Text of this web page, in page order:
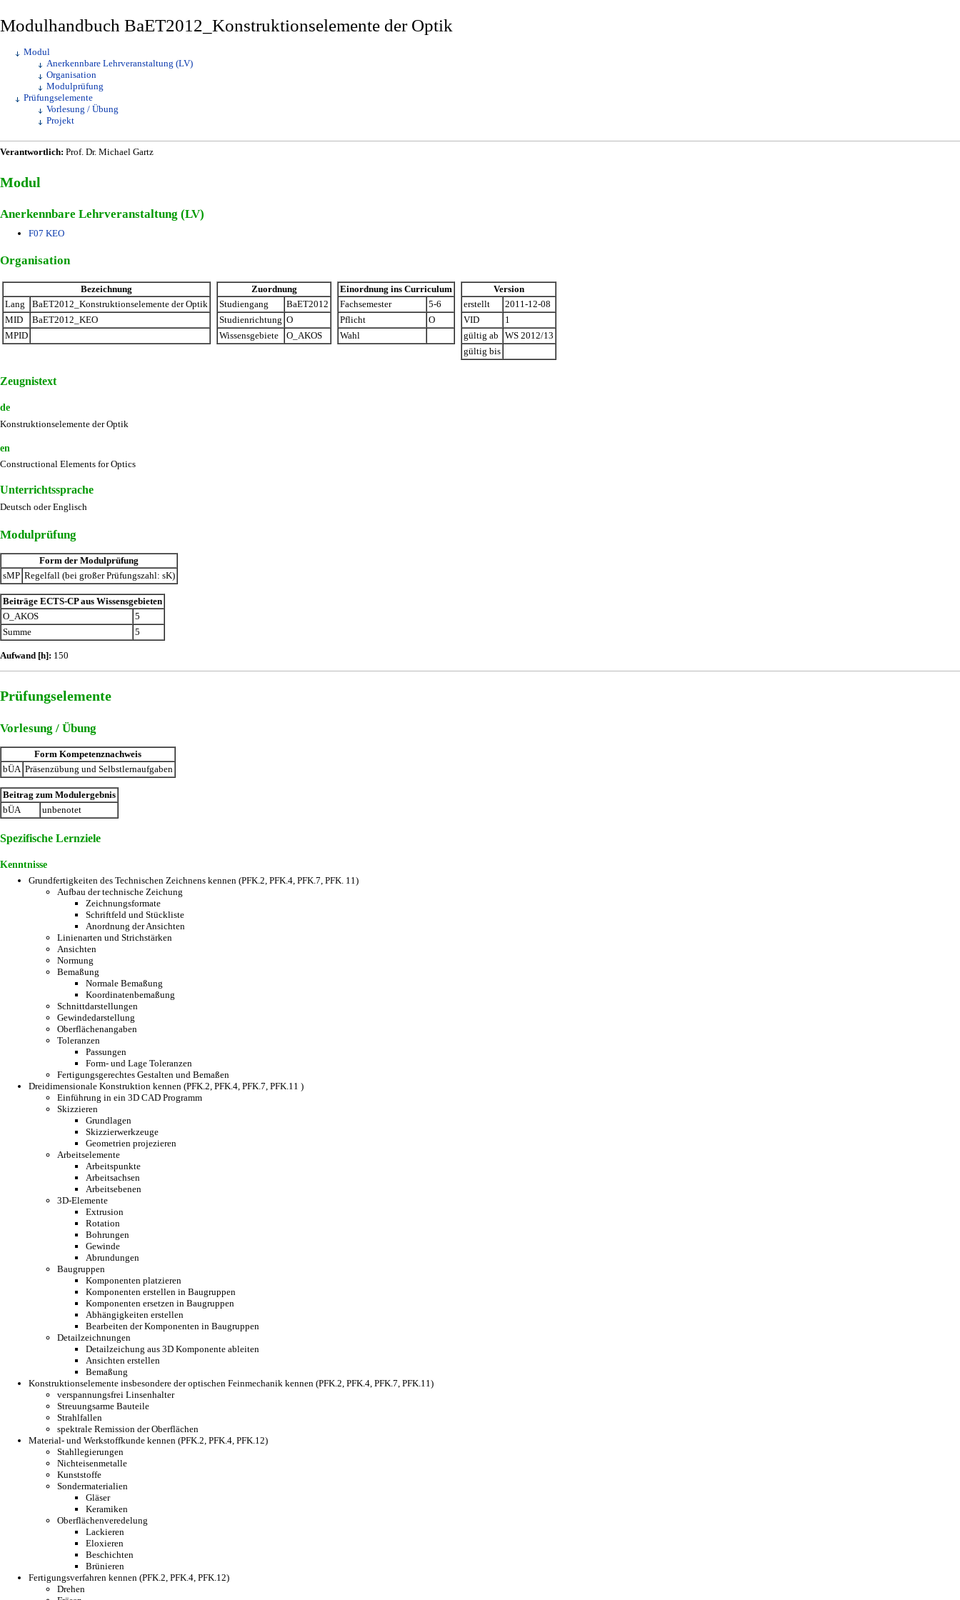
Modulhandbuch BaET2012_Konstruktionselemente der Optik
Modul
Anerkennbare Lehrveranstaltung (LV)
Organisation
Modulprüfung
Prüfungselemente
Vorlesung / Übung
Projekt
Verantwortlich: Prof. Dr. Michael Gartz
Modul
Anerkennbare Lehrveranstaltung (LV)
F07 KEO
Organisation
Bezeichnung
Lang
BaET2012_Konstruktionselemente der Optik
MID
BaET2012_KEO
MPID
Zuordnung
Studiengang
BaET2012
Studienrichtung O
Wissensgebiete
O_AKOS
Einordnung ins Curriculum
Fachsemester
5-6
Pflicht
O
Wahl
Version
erstellt
2011-12-08
VID
1
gültig ab
WS 2012/13
gültig bis
Zeugnistext
de
Konstruktionselemente der Optik
en
Constructional Elements for Optics
Unterrichtssprache
Deutsch oder Englisch
Modulprüfung
Form der Modulprüfung
sMP Regelfall (bei großer Prüfungszahl: sK)
Beiträge ECTS-CP aus Wissensgebieten
O_AKOS
5
Summe
5
Aufwand [h]: 150
Prüfungselemente
Vorlesung / Übung
Form Kompetenznachweis
bÜA Präsenzübung und Selbstlernaufgaben
Beitrag zum Modulergebnis
bÜA
unbenotet
Spezifische Lernziele
Kenntnisse
Grundfertigkeiten des Technischen Zeichnens kennen (PFK.2, PFK.4, PFK.7, PFK. 11)
Aufbau der technische Zeichung
Zeichnungsformate
Schriftfeld und Stückliste
Anordnung der Ansichten
Linienarten und Strichstärken
Ansichten
Normung
Bemaßung
Normale Bemaßung
Koordinatenbemaßung
Schnittdarstellungen
Gewindedarstellung
Oberflächenangaben
Toleranzen
Passungen
Form- und Lage Toleranzen
Fertigungsgerechtes Gestalten und Bemaßen
Dreidimensionale Konstruktion kennen (PFK.2, PFK.4, PFK.7, PFK.11 )
Einführung in ein 3D CAD Programm
Skizzieren
Grundlagen
Skizzierwerkzeuge
Geometrien projezieren
Arbeitselemente
Arbeitspunkte
Arbeitsachsen
Arbeitsebenen
3D-Elemente
Extrusion
Rotation
Bohrungen
Gewinde
Abrundungen
Baugruppen
Komponenten platzieren
Komponenten erstellen in Baugruppen
Komponenten ersetzen in Baugruppen
Abhängigkeiten erstellen
Bearbeiten der Komponenten in Baugruppen
Detailzeichnungen
Detailzeichung aus 3D Komponente ableiten
Ansichten erstellen
Bemaßung
Konstruktionselemente insbesondere der optischen Feinmechanik kennen (PFK.2, PFK.4, PFK.7, PFK.11)
verspannungsfrei Linsenhalter
Streuungsarme Bauteile
Strahlfallen
spektrale Remission der Oberflächen
Material- und Werkstoffkunde kennen (PFK.2, PFK.4, PFK.12)
Stahllegierungen
Nichteisenmetalle
Kunststoffe
Sondermaterialien
Gläser
Keramiken
Oberflächenveredelung
Lackieren
Eloxieren
Beschichten
Brünieren
Fertigungsverfahren kennen (PFK.2, PFK.4, PFK.12)
Drehen